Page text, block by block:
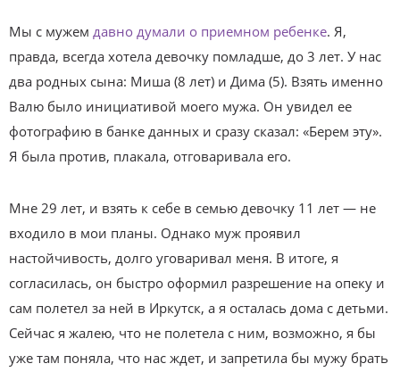
Мы с мужем давно думали о приемном ребенке. Я,
правда, всегда хотела девочку помладше, до 3 лет. У нас
два родных сына: Миша (8 лет) и Дима (5). Взять именно
Валю было инициативой моего мужа. Он увидел ее
фотографию в банке данных и сразу сказал: «Берем эту».
Я была против, плакала, отговаривала его.
Мне 29 лет, и взять к себе в семью девочку 11 лет — не
входило в мои планы. Однако муж проявил
настойчивость, долго уговаривал меня. В итоге, я
согласилась, он быстро оформил разрешение на опеку и
сам полетел за ней в Иркутск, а я осталась дома с детьми.
Сейчас я жалею, что не полетела с ним, возможно, я бы
уже там поняла, что нас ждет, и запретила бы мужу брать